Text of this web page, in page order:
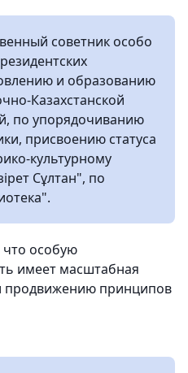
советник особо
и образованию
Казахстанской
по упорядочиванию
присвоению статуса
культурному
Сұлтан", по
что особую
имеет масштабная
продвижению принципов